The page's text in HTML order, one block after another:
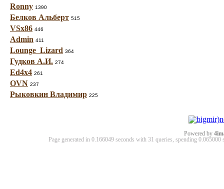
Ronny 1390
Белков Альберт 515
VSx86 446
Admin 411
Lounge_Lizard 364
Гудков А.И. 274
Ed4x4 261
OVN 237
Рыковкин Владимир 225
Powered by
Page generated in 0.166049 seconds with 31 queries, spending